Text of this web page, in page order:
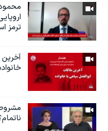
ترمز
آخرین